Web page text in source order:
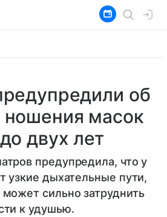
об
ношения масок
двух лет
предупредила, что у
узкие дыхательные пути,
сильно затруднить
к удушью.